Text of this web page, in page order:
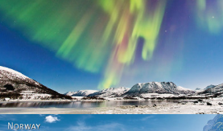
Norway